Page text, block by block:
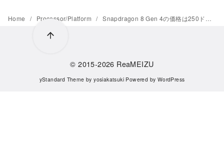
Home Processor/Platform Snapdragon 8 Gen 4の価格は250ドルを超える見通し、フラッグシップ製品はさらに高価に
© 2015-2026 ReaMEIZU
yStandard Theme byyosiakatsuki Powered by WordPress